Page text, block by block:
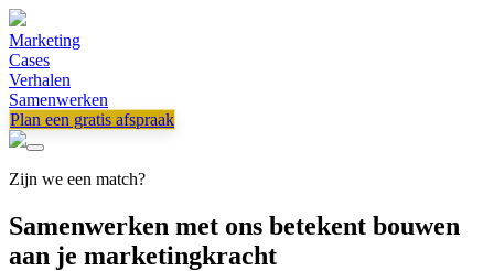
Marketing
Cases
Verhalen
Samenwerken
Plan een gratis afspraak
Zijn we een match?
Samenwerken met ons betekent bouwen
aan je marketingkracht